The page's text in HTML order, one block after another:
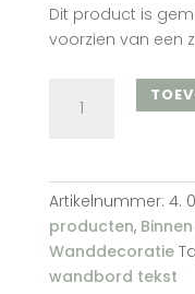
Dit product is
voorzien van een
sweet
2
(zwart)
aantal
Artikelnummer: 4.
producten,
Wanddecoratie
wandbord tekst